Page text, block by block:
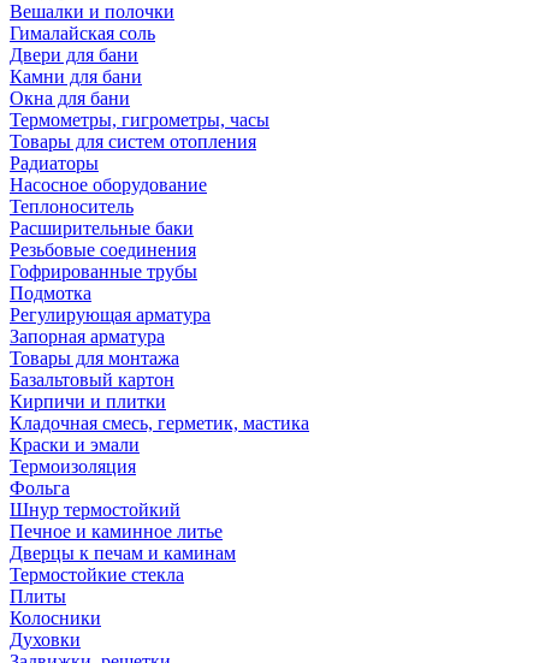
Вешалки и полочки
Гималайская соль
Двери для бани
Камни для бани
Окна для бани
Термометры, гигрометры, часы
Товары для систем отопления
Радиаторы
Насосное оборудование
Теплоноситель
Расширительные баки
Резьбовые соединения
Гофрированные трубы
Подмотка
Регулирующая арматура
Запорная арматура
Товары для монтажа
Базальтовый картон
Кирпичи и плитки
Кладочная смесь, герметик, мастика
Краски и эмали
Термоизоляция
Фольга
Шнур термостойкий
Печное и каминное литье
Дверцы к печам и каминам
Термостойкие стекла
Плиты
Колосники
Духовки